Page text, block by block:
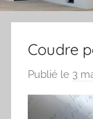
Coudre
Publié le 3